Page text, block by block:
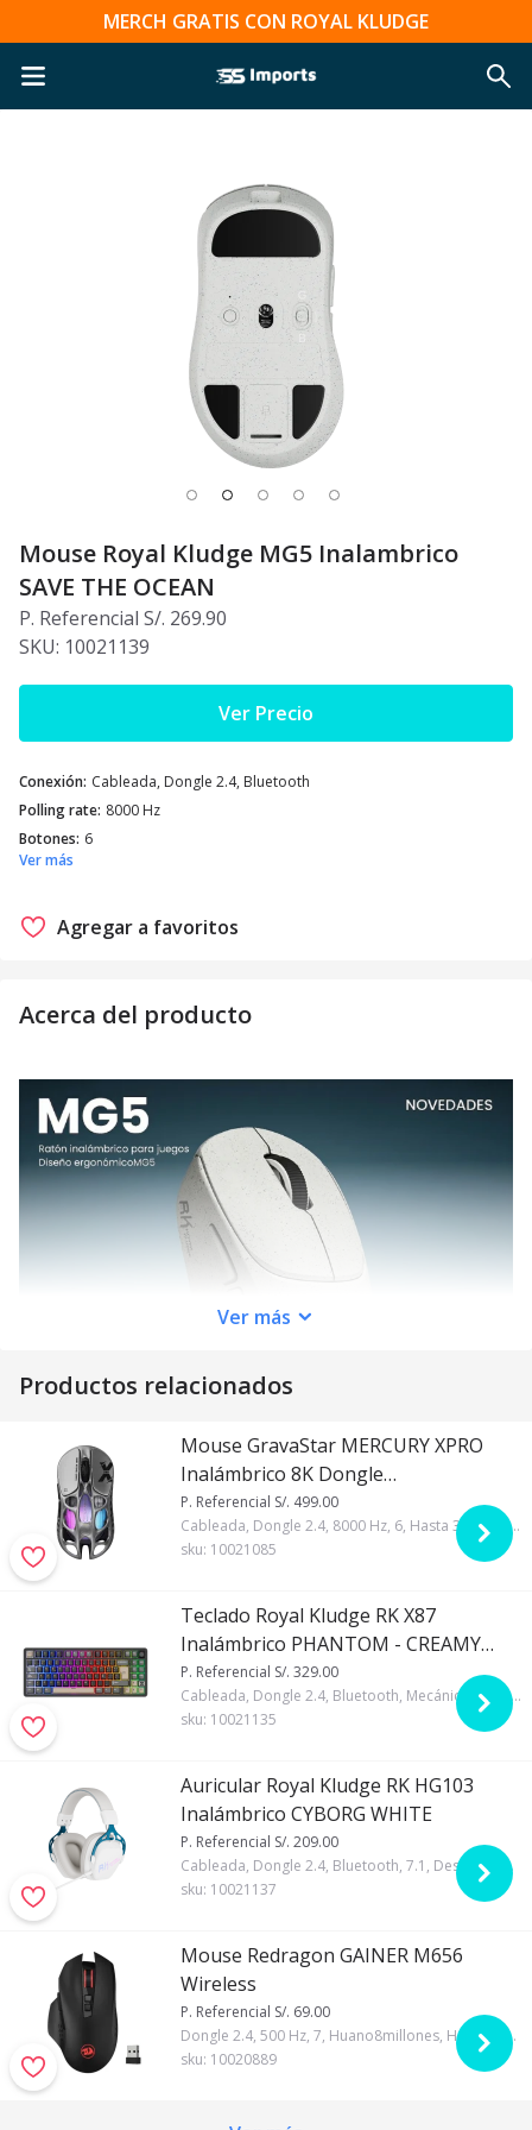
MERCH GRATIS CON ROYAL KLUDGE
Mouse Royal Kludge MG5 Inalambrico
SAVE THE OCEAN
P. Referencial S/. 269.90
SKU: 10021139
Ver Precio
Conexión: Cableada, Dongle 2.4, Bluetooth
Polling rate: 8000 Hz
Botones: 6
Ver más
Agregar a favoritos
Acerca del producto
Ver más
Productos relacionados
Mouse GravaStar MERCURY XPRO
Inalámbrico 8K Dongle
INTERSTELLAR SILVER
P. Referencial S/. 499.00
Cableada, Dongle 2.4, 8000 Hz, 6, Hasta 32000, Plateado, GravaStar, Si, Ultraliviano, 400mA
sku: 10021085
Teclado Royal Kludge RK X87
Inalámbrico PHANTOM - CREAMY
SWITCH
P. Referencial S/. 329.00
Cableada, Dongle 2.4, Bluetooth, Mecánico, Regular, Gasket, Creamy, 75%, Español, Royal Kludge, RGB, Marrón, Si, 7200mAh
sku: 10021135
Auricular Royal Kludge RK HG103
Inalámbrico CYBORG WHITE
P. Referencial S/. 209.00
Cableada, Dongle 2.4, Bluetooth, 7.1, Desmontable, Royal Kludge, RGB, Blanco, USB-A, Si, Si, Si, 1000mAh
sku: 10021137
Mouse Redragon GAINER M656
Wireless
P. Referencial S/. 69.00
Dongle 2.4, 500 Hz, 7, Huano8millones, Hasta 4000, Negro, Redragon, Si, Regular
sku: 10020889